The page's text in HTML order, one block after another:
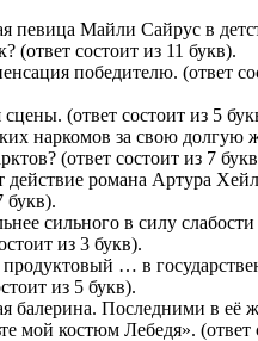
певица Майли Сайрус в
(ответ состоит из 11 букв).
победителю. (ответ
(ответ состоит из 5
наркомов за свою долгую
(ответ состоит из 7
действие романа Артура
букв).
сильного в силу слабости
из 3 букв).
… в
из 5 букв).
балерина. Последними в её
мой костюм Лебедя». (ответ